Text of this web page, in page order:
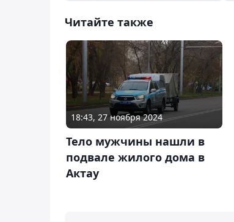
Читайте также
18:43, 27 ноября 2024
Тело мужчины нашли в
подвале жилого дома в
Актау